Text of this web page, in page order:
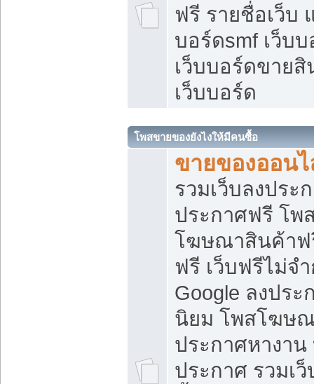
ฟรี รายชื่อเว็บ
บอร์ดsmf เว็บ
เว็บบอร์ดขาย
เว็บบอร์ด
โพสขายของยังไงให้มีคนซื้อ
ขายของออน
รวมเว็บลงประ
ประกาศฟรี โพ
โฆษณาสินค้าฟ
ฟรี เว็บฟรีไม่จ
Google ลงปร
นิยม โพสโฆษ
ประกาศหางาน
ประกาศ รวมเ